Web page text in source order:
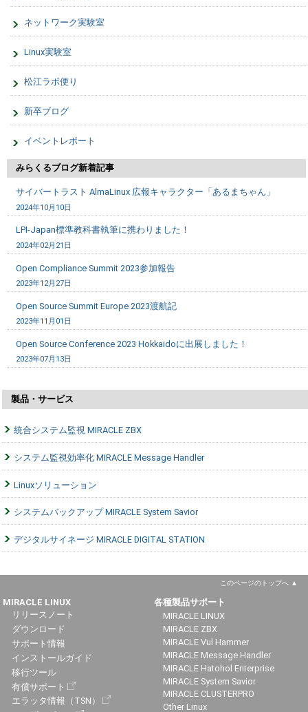
ネットワーク実験室
Linux実験室
松江ラボ便り
新卒ブログ
イベントレポート
みらくるブログ新着記事
サイバートラスト AlmaLinux 広報キャラクター「あるまちゃん」
2024年10月10日
LPI-Japan標準教科書執筆に携わりました！
2024年02月21日
Open Compliance Summit 2023参加報告
2023年12月27日
Open Source Summit Europe 2023渡航記
2023年11月01日
Open Source Conference 2023 Hokkaidoに出展しました！
2023年07月13日
製品・サービス
統合システム監視 MIRACLE ZBX
システム監視効率化 MIRACLE Message Handler
Linuxソリューション
システムバックアップ MIRACLE System Savior
デジタルサイネージ MIRACLE DIGITAL STATION
このページのトップへ
MIRACLE LINUX
リリースノート
ダウンロード
サポート情報
インストールガイド
移行ツール
有償サポート
エラッタ情報（TSN）
各種製品サポート
MIRACLE LINUX
MIRACLE ZBX
MIRACLE Vul Hammer
MIRACLE Message Handler
MIRACLE Hatohol Enterprise
MIRACLE System Savior
MIRACLE CLUSTERPRO
Other Linux